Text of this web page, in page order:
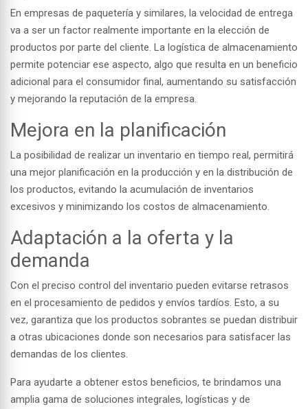
En empresas de paquetería y similares, la velocidad de entrega
va a ser un factor realmente importante en la elección de
productos por parte del cliente. La logística de almacenamiento
permite potenciar ese aspecto, algo que resulta en un beneficio
adicional para el consumidor final, aumentando su satisfacción
y mejorando la reputación de la empresa.
Mejora en la planificación
La posibilidad de realizar un inventario en tiempo real, permitirá
una mejor planificación en la producción y en la distribución de
los productos, evitando la acumulación de inventarios
excesivos y minimizando los costos de almacenamiento.
Adaptación a la oferta y la
demanda
Con el preciso control del inventario pueden evitarse retrasos
en el procesamiento de pedidos y envíos tardíos. Esto, a su
vez, garantiza que los productos sobrantes se puedan distribuir
a otras ubicaciones donde son necesarios para satisfacer las
demandas de los clientes.
Para ayudarte a obtener estos beneficios, te brindamos una
amplia gama de soluciones integrales, logísticas y de